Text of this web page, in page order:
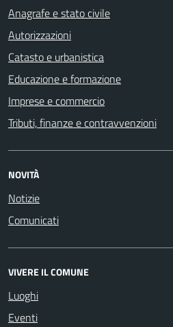
Anagrafe e stato civile
Autorizzazioni
Catasto e urbanistica
Educazione e formazione
Imprese e commercio
Tributi, finanze e contravvenzioni
NOVITÀ
Notizie
Comunicati
VIVERE IL COMUNE
Luoghi
Eventi